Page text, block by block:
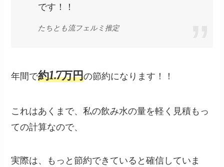
です！！
たちとも流フェルミ推定
年間で約1.7万円の節約になります！！
これはあくまで、私の飲み水の量を軽く見積もっ
ての計算なので、
実際は、もっと節約できていると確信していま